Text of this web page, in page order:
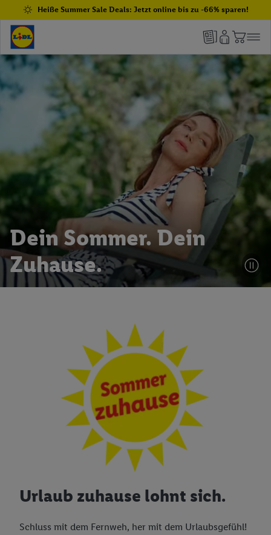
Heiße Summer Sale Deals: Jetzt online bis zu -66% sparen!
Dein Sommer. Dein
Zuhause.
Urlaub zuhause lohnt sich.
Schluss mit dem Fernweh, her mit dem Urlaubsgefühl!